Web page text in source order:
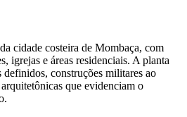
cidade costeira de Mombaça, com
igrejas e áreas residenciais. A planta
definidos, construções militares ao
que evidenciam o